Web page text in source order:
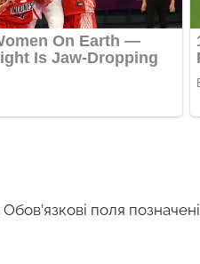
Обов’язкові поля позначені